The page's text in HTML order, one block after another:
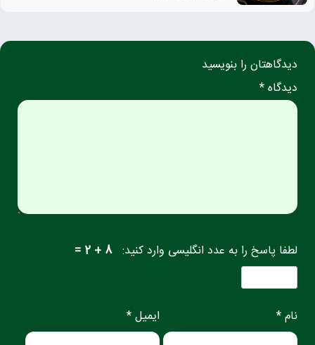
دیدگاهتان را بنویسید
دیدگاه *
لطفا پاسخ را به عدد انگلیسی وارد کنید: 8 + 2 =
نام * ایمیل *